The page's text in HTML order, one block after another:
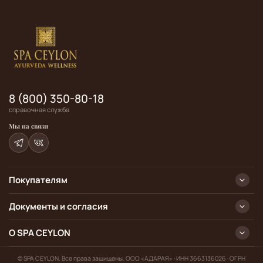
Покупателям
Документы и согласия
О SPA CEYLON
8 (800) 350-80-18
справочная служба
Мы на связи
© SPA CEYLON. Все права защищены. ООО «АДАРАЯ» · ИНН 3663136026 · ОГРН